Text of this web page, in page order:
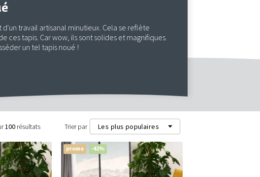
travail artisanal minutieux. Cela se reflète
ces tapis. Car wow, ils sont solides et magnifiques.
un tel tapis noué !
100 résultats Trier par Les plus populaires
Les plus populaires
Les plus récents
promo -42%